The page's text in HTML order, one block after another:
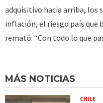
adquisitivo hacia arriba, los
inflación, el riesgo país que
remató: “Con todo lo que
MÁS NOTICIAS
CHILE